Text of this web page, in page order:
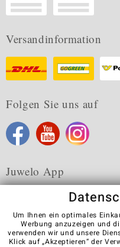
Versandinformation
Folgen Sie uns auf
Juwelo App
Karriere AGB
Um Ihnen ein optimales
Werbung anzuzeigen und
verwenden wir und unsere
Klick auf „Akzeptieren“ der